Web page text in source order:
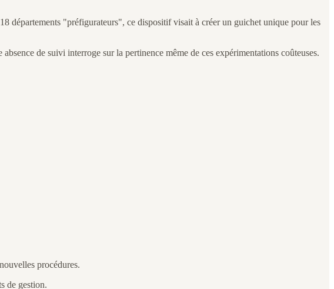
départements "préfigurateurs", ce dispositif visait à créer un guichet unique pour les
de suivi interroge sur la pertinence même de ces expérimentations coûteuses.
procédures.
de gestion.